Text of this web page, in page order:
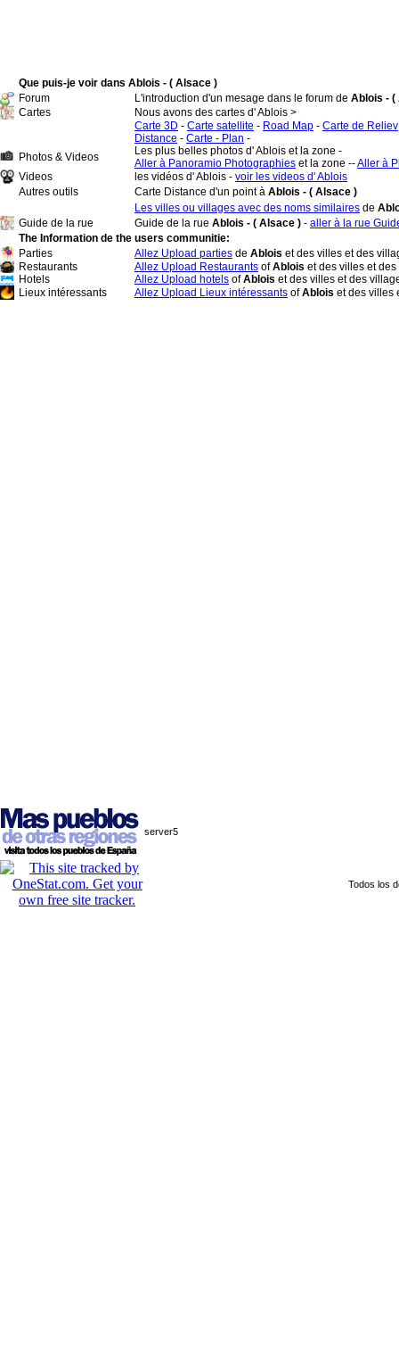
Que puis-je voir dans Ablois - ( Alsace )
Forum
L'introduction d'un mesage dans le forum de Ablois - (
Cartes
Nous avons des cartes d' Ablois >
Carte 3D - Carte satellite - Road Map - Carte de Reliev
Distance - Carte - Plan -
Photos & Videos
Les plus belles photos d' Ablois et la zone -
Aller à Panoramio Photographies et la zone --Aller à
Videos
les vidéos d' Ablois - voir les videos d' Ablois
Autres outils
Carte Distance d'un point à Ablois - ( Alsace )
Les villes ou villages avec des noms similaires de
Guide de la rue
Guide de la rue Ablois - ( Alsace ) - aller à la rue
The Information de the users communitie:
Parties
Allez Upload parties de Ablois et des villes et des
Restaurants
Allez Upload Restaurants ofAblois et des villes et
Hotels
Allez Upload hotels ofAblois et des villes et des
Lieux intéressants
Allez Upload Lieux intéressants ofAblois et des villes
server5
Todos los